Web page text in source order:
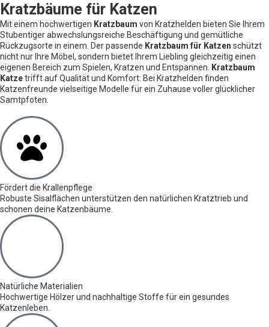
Kratzbäume für Katzen
Mit einem hochwertigen Kratzbaum von Kratzhelden bieten Sie Ihrem
Stubentiger abwechslungsreiche Beschäftigung und gemütliche
Rückzugsorte in einem. Der passende Kratzbaum für Katzen schützt
nicht nur Ihre Möbel, sondern bietet Ihrem Liebling gleichzeitig einen
eigenen Bereich zum Spielen, Kratzen und Entspannen.
Kratzbaum
Katzetrifft auf Qualität und Komfort: Bei Kratzhelden finden
Katzenfreunde vielseitige Modelle für ein Zuhause voller glücklicher
Samtpfoten.
Fördert die Krallenpflege
Robuste Sisalflächen unterstützen den natürlichen Kratztrieb und
schonen deine Katzenbäume.
Natürliche Materialien
Hochwertige Hölzer und nachhaltige Stoffe für ein gesundes
Katzenleben.